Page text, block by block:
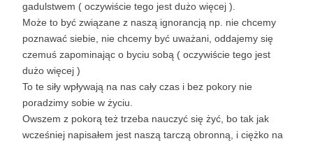
gadulstwem ( oczywiście tego jest dużo więcej ).
Może to być związane z naszą ignorancją np. nie chcemy
poznawać siebie, nie chcemy być uważani, oddajemy się
czemuś zapominając o byciu sobą ( oczywiście tego jest
dużo więcej )
To te siły wpływają na nas cały czas i bez pokory nie
poradzimy sobie w życiu.
Owszem z pokorą też trzeba nauczyć się żyć, bo tak jak
wcześniej napisałem jest naszą tarczą obronną, i ciężko na